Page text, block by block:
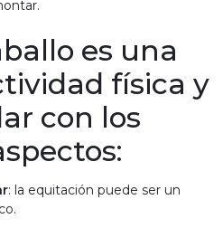
es una
física y
con los
: la equitación puede ser un